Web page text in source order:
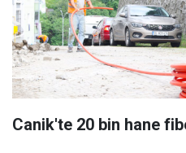
Canik'te 20 bin hane